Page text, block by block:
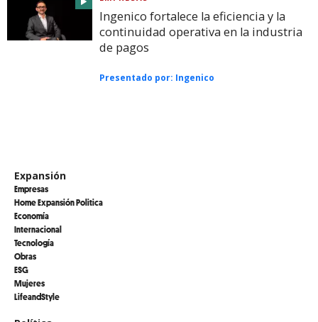
Ingenico fortalece la eficiencia y la
continuidad operativa en la industria
de pagos
Presentado por: Ingenico
Expansión
Empresas
Home Expansión Politica
Economía
Internacional
Tecnología
Obras
ESG
Mujeres
LifeandStyle